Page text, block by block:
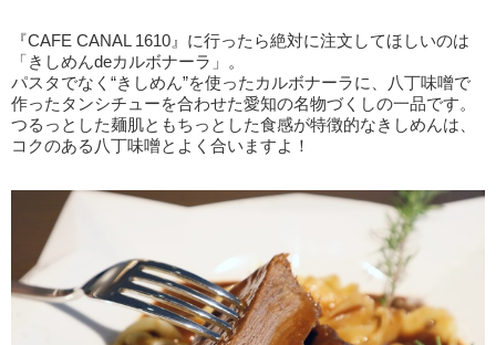
『CAFE CANAL 1610』に行ったら絶対に注文してほしいのは
「きしめんdeカルボナーラ」。
パスタでなく“きしめん”を使ったカルボナーラに、八丁味噌で
作ったタンシチューを合わせた愛知の名物づくしの一品です。
つるっとした麺肌ともちっとした食感が特徴的なきしめんは、
コクのある八丁味噌とよく合いますよ！